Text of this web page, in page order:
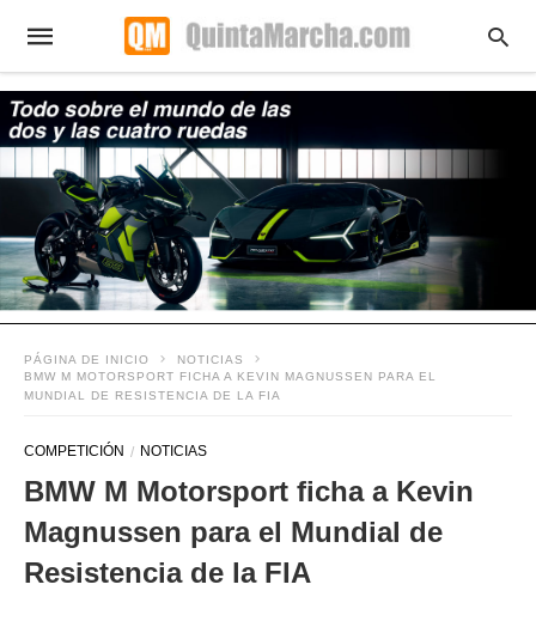
PÁGINA DE INICIO
NOTICIAS
BMW M MOTORSPORT FICHA A KEVIN MAGNUSSEN PARA EL
MUNDIAL DE RESISTENCIA DE LA FIA
COMPETICIÓN NOTICIAS
BMW M Motorsport ficha a Kevin
Magnussen para el Mundial de
Resistencia de la FIA